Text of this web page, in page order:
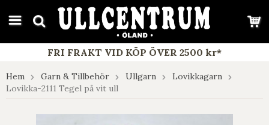
google-site-verification: google7e4b1026db5d9f32.html
FRI FRAKT VID KÖP ÖVER 2500 kr*
Hem Garn & Tillbehör Ullgarn
Lovikkagarn
Lovikka-2111 Tegel på vit ull